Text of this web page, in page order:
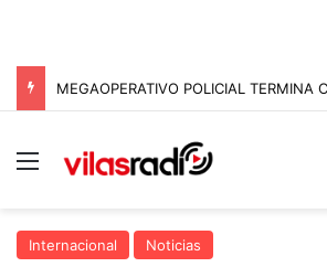
Menú
Internacional Noticias